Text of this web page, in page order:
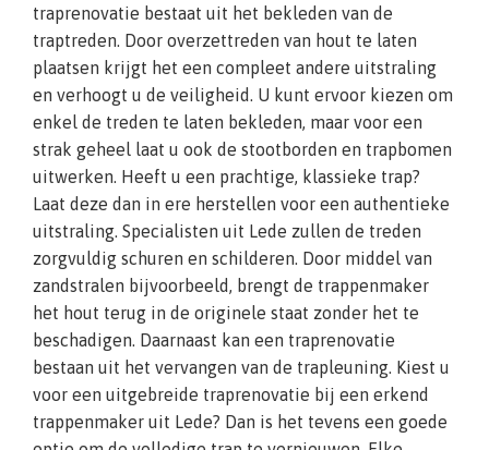
traprenovatie bestaat uit het bekleden van de
traptreden. Door overzettreden van hout te laten
plaatsen krijgt het een compleet andere uitstraling
en verhoogt u de veiligheid. U kunt ervoor kiezen om
enkel de treden te laten bekleden, maar voor een
strak geheel laat u ook de stootborden en trapbomen
uitwerken. Heeft u een prachtige, klassieke trap?
Laat deze dan in ere herstellen voor een authentieke
uitstraling. Specialisten uit Lede zullen de treden
zorgvuldig schuren en schilderen. Door middel van
zandstralen bijvoorbeeld, brengt de trappenmaker
het hout terug in de originele staat zonder het te
beschadigen. Daarnaast kan een traprenovatie
bestaan uit het vervangen van de trapleuning. Kiest u
voor een uitgebreide traprenovatie bij een erkend
trappenmaker uit Lede? Dan is het tevens een goede